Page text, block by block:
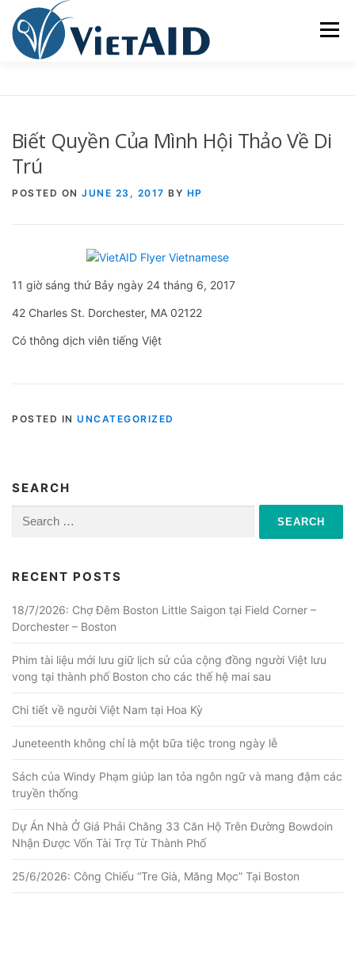
content
Menu
TRUNG TÂM CỘNG ĐỒNG SINH HOẠT
Biết Quyền Của Mình Hội Thảo Về Di
Trú
POSTED ON JUNE 23, 2017 BY HP
11 giờ sáng thứ Bảy ngày 24 tháng 6, 2017
42 Charles St. Dorchester, MA 02122
Có thông dịch viên tiếng Việt
POSTED IN UNCATEGORIZED
SEARCH
Search
for:
RECENT POSTS
18/7/2026: Chợ Đêm Boston Little Saigon tại Field Corner –
Dorchester – Boston
Phim tài liệu mới lưu giữ lịch sử của cộng đồng người Việt lưu
vong tại thành phố Boston cho các thế hệ mai sau
Chi tiết về người Việt Nam tại Hoa Kỳ
Juneteenth không chỉ là một bữa tiệc trong ngày lễ
Sách của Windy Phạm giúp lan tỏa ngôn ngữ và mang đậm các
truyền thống
Dự Án Nhà Ở Giá Phải Chăng 33 Căn Hộ Trên Đường Bowdoin
Nhận Được Vốn Tài Trợ Từ Thành Phố
25/6/2026: Công Chiếu “Tre Già, Măng Mọc” Tại Boston